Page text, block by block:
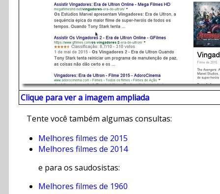
Clique para ver a imagem ampliada
Tente você também algumas consultas:
Melhores filmes de 2015
Melhores filmes de 2014
e para os saudosistas:
Melhores filmes de 1960